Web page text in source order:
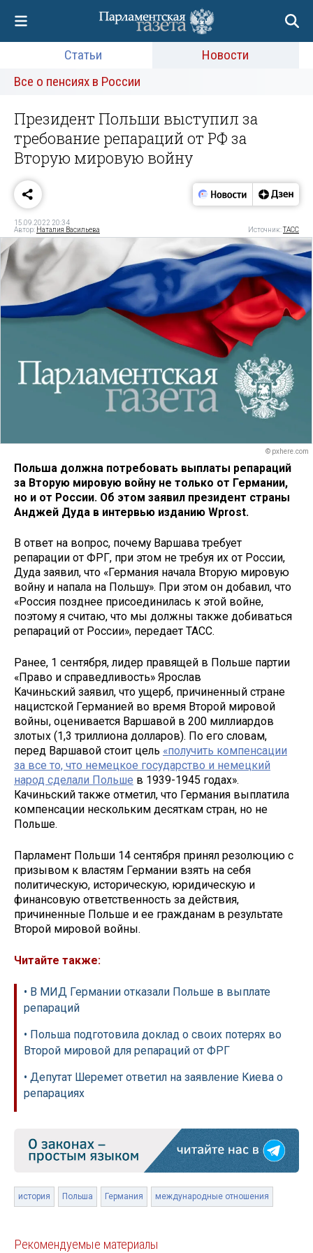
Статьи
Новости
Все о пенсиях в России
Президент Польши выступил за
требование репараций от РФ за
Вторую мировую войну
15.09.2022 20:34
Автор: Наталия Васильева Источник:ТАСС
© pxhere.com
Польша должна потребовать выплаты репараций
за Вторую мировую войну не только от Германии,
но и от России. Об этом заявил президент страны
Анджей Дуда в интервью изданию Wprost.
В ответ на вопрос, почему Варшава требует
репарации от ФРГ, при этом не требуя их от России,
Дуда заявил, что «Германия начала Вторую мировую
войну и напала на Польшу». При этом он добавил, что
«Россия позднее присоединилась к этой войне,
поэтому я считаю, что мы должны также добиваться
репараций от России», передает ТАСС.
Ранее, 1 сентября, лидер правящей в Польше партии
«Право и справедливость» Ярослав
Качиньский заявил, что ущерб, причиненный стране
нацистской Германией во время Второй мировой
войны, оценивается Варшавой в 200 миллиардов
злотых (1,3 триллиона долларов). По его словам,
перед Варшавой стоит цель «получить компенсации
за все то, что немецкое государство и немецкий
народ сделали Польше в 1939-1945 годах».
Качиньский также отметил, что Германия выплатила
компенсации нескольким десяткам стран, но не
Польше.
Парламент Польши 14 сентября принял резолюцию с
призывом к властям Германии взять на себя
политическую, историческую, юридическую и
финансовую ответственность за действия,
причиненные Польше и ее гражданам в результате
Второй мировой войны.
Читайте также:
• В МИД Германии отказали Польше в выплате
репараций
• Польша подготовила доклад о своих потерях во
Второй мировой для репараций от ФРГ
• Депутат Шеремет ответил на заявление Киева о
репарациях
история Польша Германия международные отношения
Рекомендуемые материалы